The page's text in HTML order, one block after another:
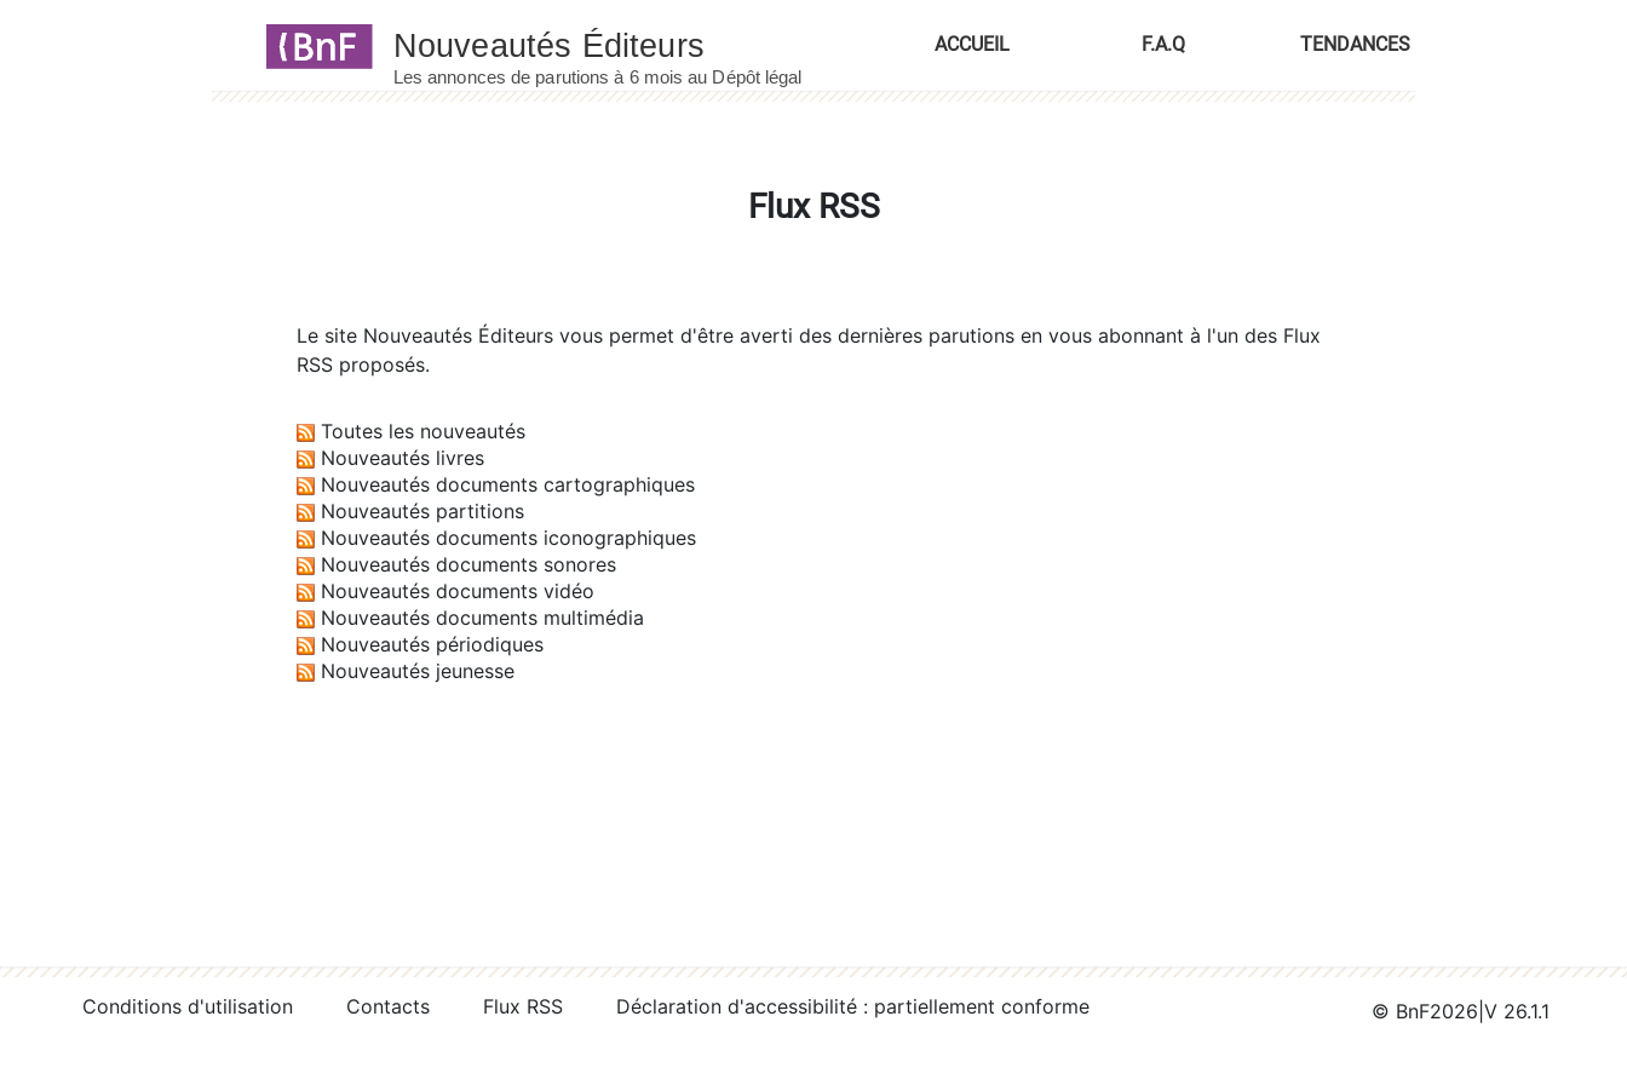
ACCUEIL F.A.Q TENDANCES
Flux RSS
Le site Nouveautés Éditeurs vous permet d'être averti des dernières parutions en vous abonnant à l'un des Flux
RSS proposés.
Toutes les nouveautés
Nouveautés livres
Nouveautés documents cartographiques
Nouveautés partitions
Nouveautés documents iconographiques
Nouveautés documents sonores
Nouveautés documents vidéo
Nouveautés documents multimédia
Nouveautés périodiques
Nouveautés jeunesse
Conditions d'utilisation Contacts Flux RSS Déclaration d'accessibilité : partiellement conforme © BnF2026 V 26.1.1